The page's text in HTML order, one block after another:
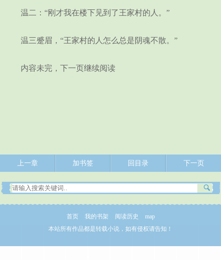
温二：“刚才我在楼下见到了王家村的人。”
温三蹙眉，“王家村的人怎么总是阴魂不散。”
内容未完，下一页继续阅读
上一章 加书签 回目录 下一页
首页 我的书架 阅读历史
map
本站所有作品都是转载小说，如有侵权请告知！